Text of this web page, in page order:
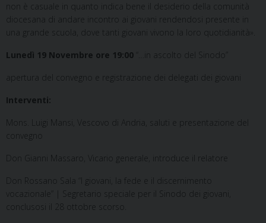
non è casuale in quanto indica bene il desiderio della comunità
diocesana di andare incontro ai giovani rendendosi presente in
una grande scuola, dove tanti giovani vivono la loro quotidianità».
Lunedì 19 Novembre ore 19:00 “…in ascolto del Sinodo”
apertura del convegno e registrazione dei delegati dei giovani
Interventi:
Mons. Luigi Mansi, Vescovo di Andria, saluti e presentazione del
convegno
Don Gianni Massaro, Vicario generale, introduce il relatore
Don Rossano Sala “I giovani, la fede e il discernimento
vocazionale” | Segretario speciale per il Sinodo dei giovani,
conclusosi il 28 ottobre scorso.